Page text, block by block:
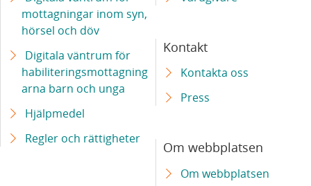
mottagningar inom syn,
hörsel och döv
Digitala väntrum för
habiliteringsmottagning
arna barn och unga
Hjälpmedel
Regler och rättigheter
Kontakt
Kontakta oss
Press
Om webbplatsen
Om webbplatsen